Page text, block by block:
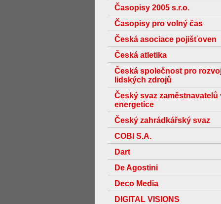
Časopisy 2005 s.r.o.
Časopisy pro volný čas
Česká asociace pojišťoven
Česká atletika
Česká společnost pro
lidských zdrojů
Český svaz zaměstnavatelů
energetice
Český zahrádkářský svaz
COBI S.A.
Dart
De Agostini
Deco Media
DIGITAL VISIONS